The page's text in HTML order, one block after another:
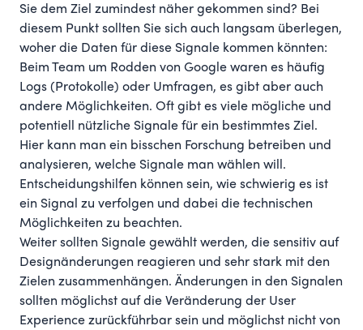
Sie dem Ziel zumindest näher gekommen sind? Bei
diesem Punkt sollten Sie sich auch langsam überlegen,
woher die Daten für diese Signale kommen könnten:
Beim Team um Rodden von Google waren es häufig
Logs (Protokolle) oder Umfragen, es gibt aber auch
andere Möglichkeiten. Oft gibt es viele mögliche und
potentiell nützliche Signale für ein bestimmtes Ziel.
Hier kann man ein bisschen Forschung betreiben und
analysieren, welche Signale man wählen will.
Entscheidungshilfen können sein, wie schwierig es ist
ein Signal zu verfolgen und dabei die technischen
Möglichkeiten zu beachten.
Weiter sollten Signale gewählt werden, die sensitiv auf
Designänderungen reagieren und sehr stark mit den
Zielen zusammenhängen. Änderungen in den Signalen
sollten möglichst auf die Veränderung der User
Experience zurückführbar sein und möglichst nicht von